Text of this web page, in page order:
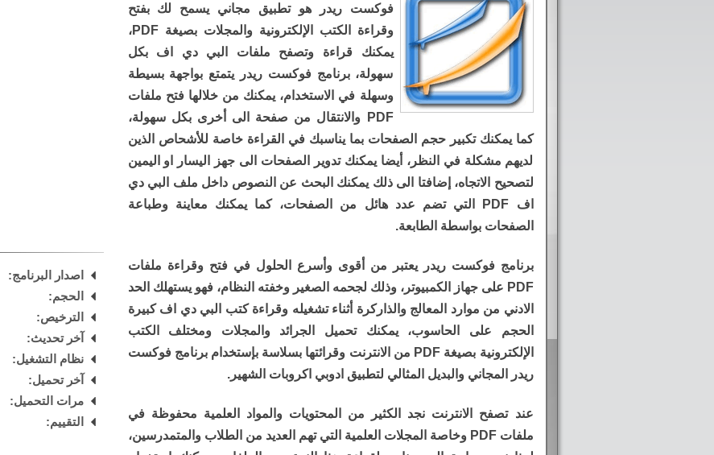
فوكست ريدر هو تطبيق مجاني يسمح لك بفتح
وقراءة الكتب الإلكترونية والمجلات بصيغة PDF،
يمكنك قراءة وتصفح ملفات البي دي اف بكل
سهولة، برنامج فوكست ريدر يتمتع بواجهة بسيطة
وسهلة في الاستخدام، يمكنك من خلالها فتح ملفات
PDF والانتقال من صفحة الى أخرى بكل سهولة،
كما يمكنك تكبير حجم الصفحات بما يناسبك في القراءة خاصة للأشحاص الذين
لديهم مشكلة في النظر، أيضا يمكنك تدوير الصفحات الى جهز اليسار او اليمين
لتصحيح الاتجاه، إضافتا الى ذلك يمكنك البحث عن النصوص داخل ملف البي دي
اف PDF التي تضم عدد هائل من الصفحات، كما يمكنك معاينة وطباعة
الصفحات بواسطة الطابعة.
برنامج فوكست ريدر يعتبر من أقوى وأسرع الحلول في فتح وقراءة ملفات
PDF على جهاز الكمبيوتر، وذلك لجحمه الصغير وخفته النظام، فهو يستهلك الحد
الادني من موارد المعالج والذاركرة أثناء تشغيله وقراءة كتب البي دي اف كبيرة
الحجم على الحاسوب، يمكنك تحميل الجرائد والمجلات ومختلف الكتب
الإلكترونية بصيغة PDF من الانترنت وقرائتها بسلاسة بإستخدام برنامج فوكست
ريدر المجاني والبديل المثالي لتطبيق ادوبي اكروبات الشهير.
عند تصفح الانترنت نجد الكثير من المحتويات والمواد العلمية محفوظة في
ملفات PDF وخاصة المجلات العلمية التي تهم العديد من الطلاب والمتمدرسين،
اصدار البرنامج:
الحجم:
الترخيص:
آخر تحديث:
نظام التشغيل:
آخر تحميل:
مرات التحميل:
التقييم: